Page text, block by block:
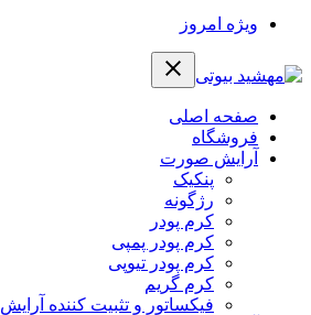
ویژه امروز
صفحه اصلی
فروشگاه
آرایش صورت
پنکیک
رژگونه
کرم پودر
کرم پودر پمپی
کرم پودر تیوپی
کرم گریم
فیکساتور و تثبیت کننده آرایش